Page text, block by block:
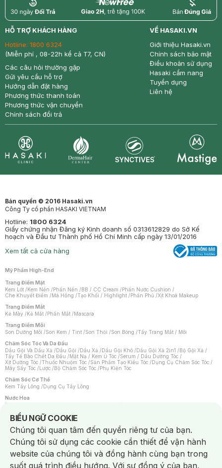
return nowfree price
HỖ TRỢ KHÁCH HÀNG
Hotline: 1800 6324
(Miễn phí , 08-22h kể cả T7, CN)
Các câu hỏi thường gặp
Gửi yêu cầu hỗ trợ
Hướng dẫn đặt hàng
Phương thức thanh toán
Phương thức vận chuyển
Chính sách đổi trả
VỀ HASAKI.VN
Giới thiệu Hasaki.vn
Chính sách bảo mật
Điều khoản sử dụng
Hasaki cẩm nang
Tuyển dụng
Liên hệ
Bản quyền © 2016 Hasaki.vn
Công Ty cổ phần HASAKI VIETNAM
Hotline: 1800 6324
Giấy chứng nhận Đăng ký Kinh doanh số 0313612829 do Sở Kế
hoạch và Đầu tư Thành phố Hồ Chí Minh cấp ngày 13/01/2016
Xem tất cả cửa hàng
Mỹ Phẩm High-End
Trang Điểm Mặt
Kem Lót /Kem Nền /Phấn Nền /BB / CC Cream /Phấn Nước Cushion /
Che Khuyết Điểm /Má Hồng /Tạo Khối / Highlight /Phấn Phủ /Xịt Khoá Makeup
Trang Điểm Mắt
Kẻ Mày /Kẻ Mắt /Phấn Mắt /Mascara
Trang Điểm Môi
Son Dưỡng Môi /Son Kem / Tint /Son Thỏi /Son Bóng /Tẩy Trang Mắt / Môi
Chăm Sóc Tóc Và Da Đầu
Dầu Gội Và Dầu Xả /Dầu Gội /Dầu Xả /Dầu Gội Khô /Dầu Gội Xả 2in1 /Bộ Gội Xả /
Tẩy Tế Bào Chết Da Đầu /Mặt Nạ / Kem Ủ Tóc /Serum / Dầu Dưỡng Tóc /
Xịt Dưỡng Tóc /Thuốc Nhuộm Tóc /Sản Phẩm Tạo Kiểu Tóc /Dụng Cụ Chăm Sóc Tóc /
Máy Sấy Tóc /Lược /Bộ Chăm Sóc Tóc /Phụ Kiện Tóc
Chăm Sóc Cơ Thể
Kem Tẩy Lông /Dụng Cụ Tẩy Lông
Nước Hoa
Nước Hoa Nữ
Chăm Sóc Cá Nhân
Chống Muỗi /Khẩu Trang /Máy Massage/Mặt Nạ Xông Hơi /Nước Rửa Tay/
Sản Phẩm Chăm Sóc Khác /Bàn Chải Đánh Răng /Bàn Chải Điện/
Hỗ Trợ Trắng Răng/Kem Đánh Răng /Máy Tăm Nước/ Nước Súc Miệng/
Tăm / Chỉ Nha Khoa/ Xịt Thơm Miệng / Dung Dịch Vệ Sinh/Dưỡng Vùng Kín/
Khăn Ướt Vệ Sinh Vùng Kín/Băng Vệ Sinh/Tampon/Bọt Cạo Râu /Dao Cạo Râu/
Máy Cạo Râu
BIỂU NGỮ COOKIE
Notice about cookies usage
Chúng tôi quan tâm đến quyền riêng tư của bạn.
Chúng tôi sử dụng các cookie cần thiết để vận hành
website của chúng tôi và đồng hành cùng bạn trong
suốt quá trình điều hướng. Với sự đồng ý của bạn,